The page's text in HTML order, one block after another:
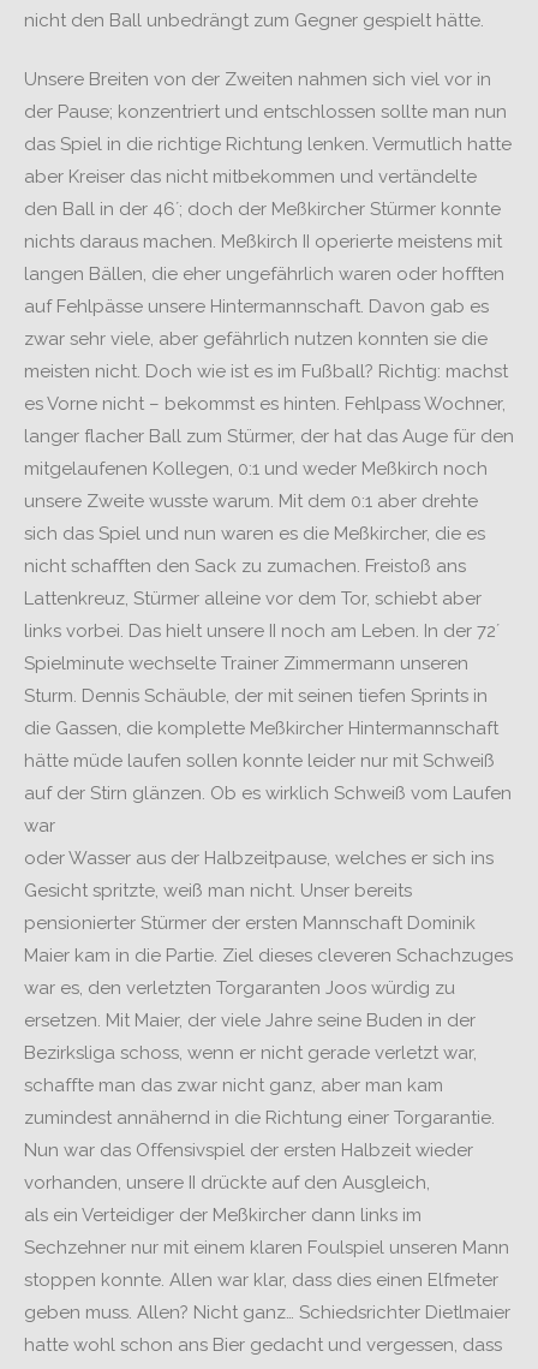
nicht den Ball unbedrängt zum Gegner gespielt hätte.
Unsere Breiten von der Zweiten nahmen sich viel vor in
der Pause; konzentriert und entschlossen sollte man nun
das Spiel in die richtige Richtung lenken. Vermutlich hatte
aber Kreiser das nicht mitbekommen und vertändelte
den Ball in der 46´; doch der Meßkircher Stürmer konnte
nichts daraus machen. Meßkirch II operierte meistens mit
langen Bällen, die eher ungefährlich waren oder hofften
auf Fehlpässe unsere Hintermannschaft. Davon gab es
zwar sehr viele, aber gefährlich nutzen konnten sie die
meisten nicht. Doch wie ist es im Fußball? Richtig: machst
es Vorne nicht – bekommst es hinten. Fehlpass Wochner,
langer flacher Ball zum Stürmer, der hat das Auge für den
mitgelaufenen Kollegen, 0:1 und weder Meßkirch noch
unsere Zweite wusste warum. Mit dem 0:1 aber drehte
sich das Spiel und nun waren es die Meßkircher, die es
nicht schafften den Sack zu zumachen. Freistoß ans
Lattenkreuz, Stürmer alleine vor dem Tor, schiebt aber
links vorbei. Das hielt unsere II noch am Leben. In der 72´
Spielminute wechselte Trainer Zimmermann unseren
Sturm. Dennis Schäuble, der mit seinen tiefen Sprints in
die Gassen, die komplette Meßkircher Hintermannschaft
hätte müde laufen sollen konnte leider nur mit Schweiß
auf der Stirn glänzen. Ob es wirklich Schweiß vom Laufen
war
oder Wasser aus der Halbzeitpause, welches er sich ins
Gesicht spritzte, weiß man nicht. Unser bereits
pensionierter Stürmer der ersten Mannschaft Dominik
Maier kam in die Partie. Ziel dieses cleveren Schachzuges
war es, den verletzten Torgaranten Joos würdig zu
ersetzen. Mit Maier, der viele Jahre seine Buden in der
Bezirksliga schoss, wenn er nicht gerade verletzt war,
schaffte man das zwar nicht ganz, aber man kam
zumindest annähernd in die Richtung einer Torgarantie.
Nun war das Offensivspiel der ersten Halbzeit wieder
vorhanden, unsere II drückte auf den Ausgleich,
als ein Verteidiger der Meßkircher dann links im
Sechzehner nur mit einem klaren Foulspiel unseren Mann
stoppen konnte. Allen war klar, dass dies einen Elfmeter
geben muss. Allen? Nicht ganz… Schiedsrichter Dietlmaier
hatte wohl schon ans Bier gedacht und vergessen, dass